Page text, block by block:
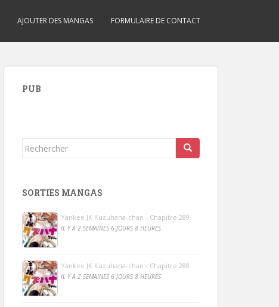
AJOUTER DES MANGAS FORMULAIRE DE CONTACT
PUB
Rechercher...
SORTIES MANGAS
Yankee JK Kuzuhana-chan - Chapitre 289
IL Y A 2 SEMAINES 6 JOURS 8 HEURES
Yankee JK Kuzuhana-chan - Chapitre 288
IL Y A 2 SEMAINES 6 JOURS 8 HEURES